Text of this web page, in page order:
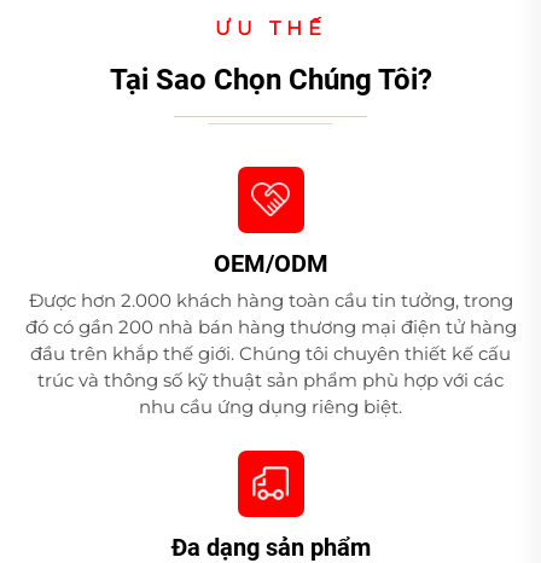
ƯU THẾ
Tại Sao Chọn Chúng Tôi?
OEM/ODM
Được hơn 2.000 khách hàng toàn cầu tin tưởng, trong
đó có gần 200 nhà bán hàng thương mại điện tử hàng
đầu trên khắp thế giới. Chúng tôi chuyên thiết kế cấu
trúc và thông số kỹ thuật sản phẩm phù hợp với các
nhu cầu ứng dụng riêng biệt.
Đa dạng sản phẩm